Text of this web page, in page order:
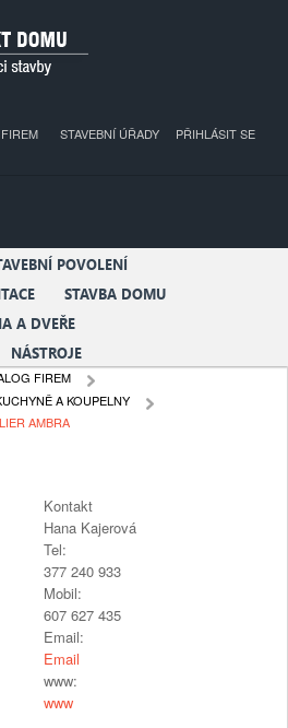
PŘIHLÁSIT SE
STAVEBNÍ ÚŘADY
POVOLENÍ
STAVBA DOMU
A DVEŘE
NÁSTROJE
FIREM
A KOUPELNY
AMBRA
Kontakt
Hana Kajerová
Tel:
377 240 933
Mobil:
607 627 435
Email:
Email
www:
www